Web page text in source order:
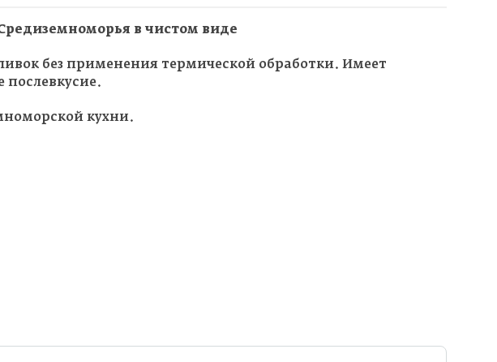
в чистом виде
без применения термической обработки. Имеет
кухни.